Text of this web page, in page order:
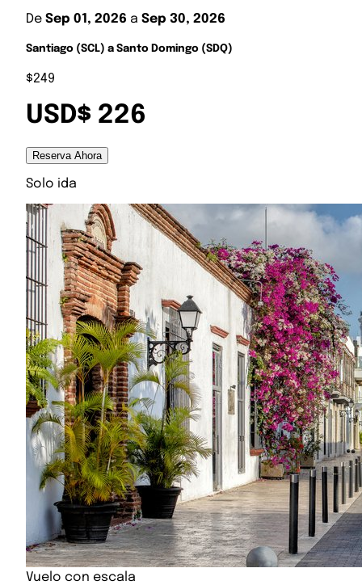
De Sep 01, 2026 a Sep 30, 2026
Santiago (SCL) a Santo Domingo (SDQ)
$249
USD$ 226
Reserva Ahora
Solo ida
Vuelo con escala